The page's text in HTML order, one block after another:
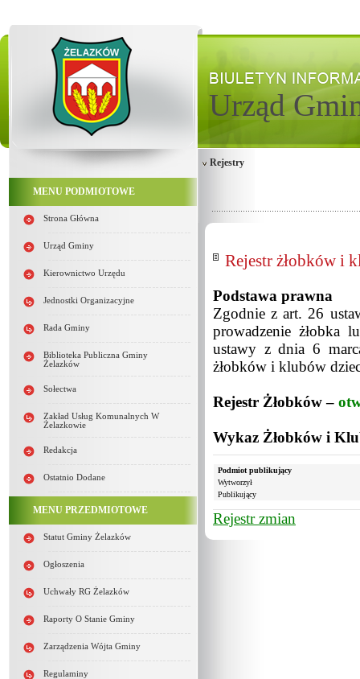
Urząd
MENU PODMIOTOWE
Strona Główna
Urząd Gminy
Kierownictwo Urzędu
Jednostki Organizacyjne
Rada Gminy
Biblioteka Publiczna Gminy
Żelazków
Sołectwa
Zakład Usług Komunalnych W
Żelazkowie
Redakcja
Ostatnio Dodane
MENU PRZEDMIOTOWE
Statut Gminy Żelazków
Ogłoszenia
Uchwały RG Żelazków
Raporty O Stanie Gminy
Zarządzenia Wójta Gminy
Regulaminy
Rejestry
Rejestr żłobków i
Podstawa prawna
Zgodnie z art. 26
prowadzenie żłobka
ustawy z dnia 6
żłobków i klubów
Rejestr Żłobków –
Wykaz Żłobków i
Podmiot publikujący
Wytworzył
Publikujący
Rejestr zmian